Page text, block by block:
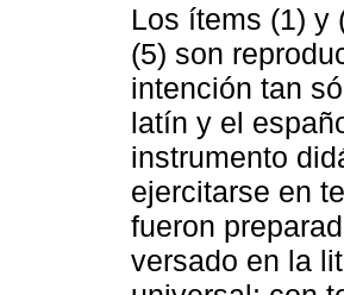
Los ítems (1) y
(5) son
intención tan
latín y el
instrumento
ejercitarse en
fueron
versado en la